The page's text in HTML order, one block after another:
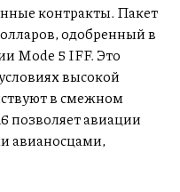
контракты. Пакет
одобренный в
Mode 5 IFF. Это
высокой
в смежном
позволяет авиации
авианосцами,